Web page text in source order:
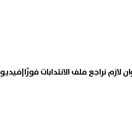
نراجع ملف الانتدابات فورًا|فيديو